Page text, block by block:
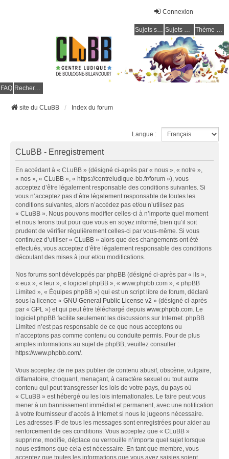
Connexion
Sujets sans réponse Sujets actifs Thème clair / foncé
FAQ Rechercher
site du CLuBB Index du forum
Langue :
CLuBB - Enregistrement
En accédant à « CLuBB » (désigné ci-après par « nous », « notre »,
« nos », « CLuBB », « https://centreludique-bb.fr/forum »), vous
acceptez d’être légalement responsable des conditions suivantes. Si
vous n’acceptez pas d’être légalement responsable de toutes les
conditions suivantes, alors n’accédez pas et/ou n’utilisez pas
« CLuBB ». Nous pouvons modifier celles-ci à n’importe quel moment
et nous ferons tout pour que vous en soyez informé, bien qu’il soit
prudent de vérifier régulièrement celles-ci par vous-même. Si vous
continuez d’utiliser « CLuBB » alors que des changements ont été
effectués, vous acceptez d’être légalement responsable des conditions
découlant des mises à jour et/ou modifications.
Nos forums sont développés par phpBB (désigné ci-après par « ils »,
« eux », « leur », « logiciel phpBB », « www.phpbb.com », « phpBB
Limited », « Équipes phpBB ») qui est un script libre de forum, déclaré
sous la licence « GNU General Public License v2 » (désigné ci-après
par « GPL ») et qui peut être téléchargé depuis www.phpbb.com. Le
logiciel phpBB facilite seulement les discussions sur Internet. phpBB
Limited n’est pas responsable de ce que nous acceptons ou
n’acceptons pas comme contenu ou conduite permis. Pour de plus
amples informations au sujet de phpBB, veuillez consulter :
https://www.phpbb.com/.
Vous acceptez de ne pas publier de contenu abusif, obscène, vulgaire,
diffamatoire, choquant, menaçant, à caractère sexuel ou tout autre
contenu qui peut transgresser les lois de votre pays, du pays où
« CLuBB » est hébergé ou les lois internationales. Le faire peut vous
mener à un bannissement immédiat et permanent, avec une notification
à votre fournisseur d’accès à Internet si nous le jugeons nécessaire.
Les adresses IP de tous les messages sont enregistrées pour aider au
renforcement de ces conditions. Vous acceptez que « CLuBB »
supprime, modifie, déplace ou verrouille n’importe quel sujet lorsque
nous estimons que cela est nécessaire. En tant que membre, vous
acceptez que toutes les informations que vous avez saisies soient